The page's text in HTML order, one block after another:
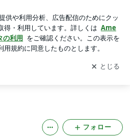
ブログの更新通知
を受け取りまし
開く
フォロー